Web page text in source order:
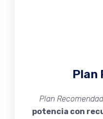
Plan
Plan
potencia con